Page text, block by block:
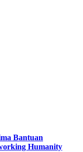
Bantuan
Humanity